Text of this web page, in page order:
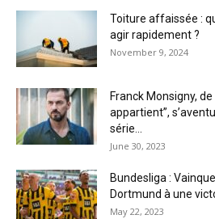
Toiture affaissée :
agir rapidement ?
November 9, 2024
Franck Monsigny,
appartient”,
série...
June 30, 2023
Bundesliga :
Dortmund à une
May 22, 2023